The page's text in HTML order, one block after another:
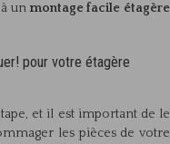
un montage facile étagère
pour votre étagère
et il est important de le
les pièces de votre